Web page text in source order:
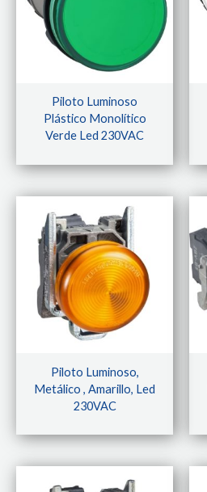
Piloto Luminoso
Plástico Monolítico
Verde Led 230VAC
Piloto Luminoso,
Metálico , Amarillo, Led
230VAC